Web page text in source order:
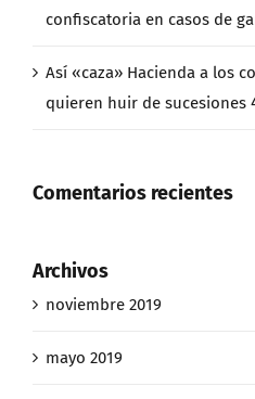
confiscatoria en casos de
Así «caza» Hacienda a los
quieren huir de sucesiones
Comentarios recientes
Archivos
noviembre 2019
mayo 2019